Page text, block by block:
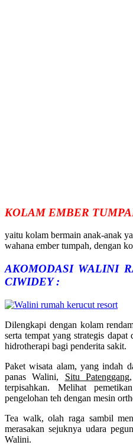
KOLAM EMBER
yaitu kolam bermain anak-anak
wahana ember tumpah, dengan
AKOMODASI WALINI
CIWIDEY :
Dilengkapi dengan kolam
serta tempat yang strategis
hidrotherapi bagi penderita sakit.
Paket wisata alam, yang indah
panas Walini, Situ Patenggang
terpisahkan. Melihat
pengelohan teh dengan mesin
Tea walk, olah raga sambil
merasakan sejuknya udara
Walini.